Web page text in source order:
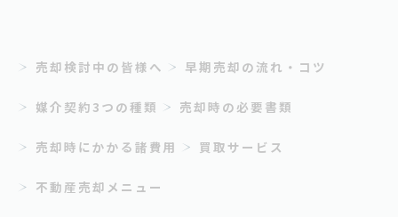
売却検討中の皆様へ 早期売却の流れ・コツ
媒介契約3つの種類 売却時の必要書類
売却時にかかる諸費用 買取サービス
不動産売却メニュー